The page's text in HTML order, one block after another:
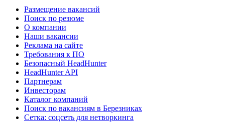
Размещение вакансий
Поиск по резюме
О компании
Наши вакансии
Реклама на сайте
Требования к ПО
Безопасный HeadHunter
HeadHunter API
Партнерам
Инвесторам
Каталог компаний
Поиск по вакансиям в Березниках
Сетка: соцсеть для нетворкинга